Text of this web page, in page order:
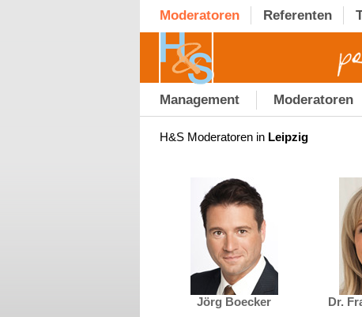
Moderatoren Referenten
Management Moderatoren
H&S Moderatoren in Leipzig
Jörg Boecker Dr.